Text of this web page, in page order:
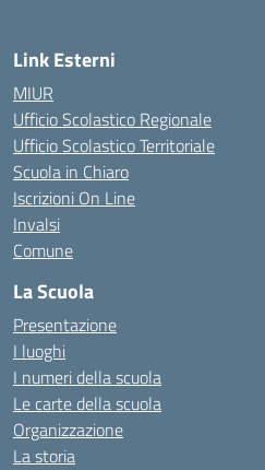
Link Esterni
MIUR
Ufficio Scolastico Regionale
Ufficio Scolastico Territoriale
Scuola in Chiaro
Iscrizioni On Line
Invalsi
Comune
La Scuola
Presentazione
I luoghi
I numeri della scuola
Le carte della scuola
Organizzazione
La storia